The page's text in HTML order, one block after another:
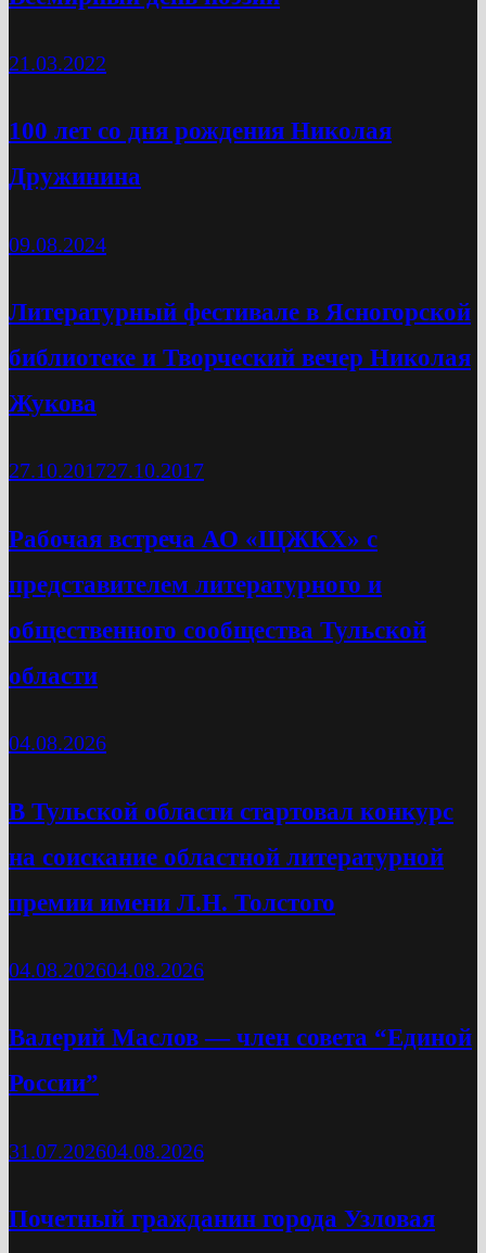
21.03.2022
100 лет со дня рождения Николая
Дружинина
09.08.2024
Литературный фестивале в Ясногорской
библиотеке и Творческий вечер Николая
Жукова
27.10.201727.10.2017
Рабочая встреча АО «ЩЖКХ» с
представителем литературного и
общественного сообщества Тульской
области
04.08.2026
В Тульской области стартовал конкурс
на соискание областной литературной
премии имени Л.Н. Толстого
04.08.202604.08.2026
Валерий Маслов — член совета “Единой
России”
31.07.202604.08.2026
Почетный гражданин города Узловая